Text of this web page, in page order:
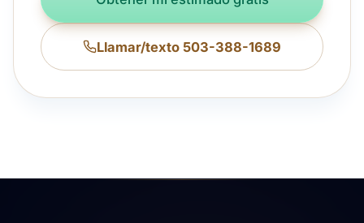
Llamar/texto 503-388-1689